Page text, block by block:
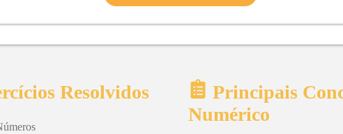
Resolvidos
Principais
Numérico